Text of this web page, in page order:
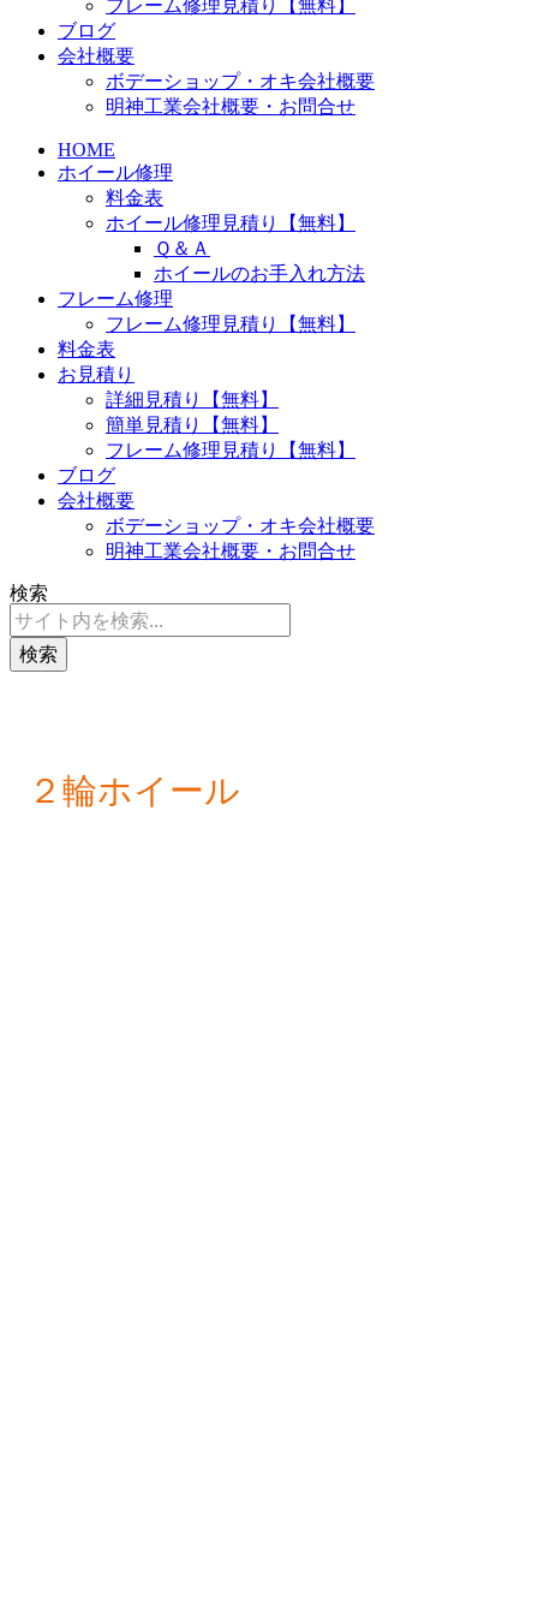
フレーム修理見積り【無料】
ブログ
会社概要
ボデーショップ・オキ会社概要
明神工業会社概要・お問合せ
HOME
ホイール修理
料金表
ホイール修理見積り【無料】
Ｑ＆Ａ
ホイールのお手入れ方法
フレーム修理
フレーム修理見積り【無料】
料金表
お見積り
詳細見積り【無料】
簡単見積り【無料】
フレーム修理見積り【無料】
ブログ
会社概要
ボデーショップ・オキ会社概要
明神工業会社概要・お問合せ
検索
検索
２輪ホイール